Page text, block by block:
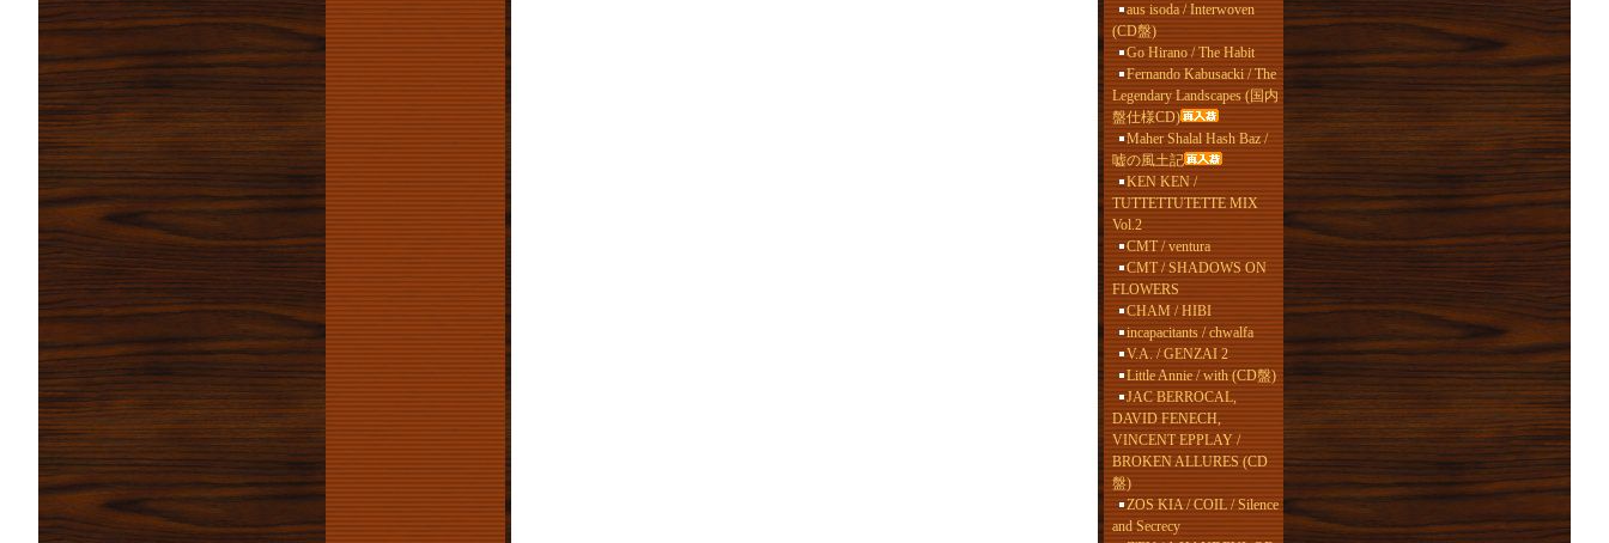
aus isoda / Interwoven
(CD盤)
Go Hirano / The Habit
Fernando Kabusacki / The
Legendary Landscapes (国内
盤仕様CD)
Maher Shalal Hash Baz /
嘘の風土記
KEN KEN /
TUTTETTUTETTE MIX
Vol.2
CMT / ventura
CMT / SHADOWS ON
FLOWERS
CHAM / HIBI
incapacitants / chwalfa
V.A. / GENZAI 2
Little Annie / with (CD盤)
JAC BERROCAL,
DAVID FENECH,
VINCENT EPPLAY /
BROKEN ALLURES (CD
盤)
ZOS KIA / COIL / Silence
and Secrecy